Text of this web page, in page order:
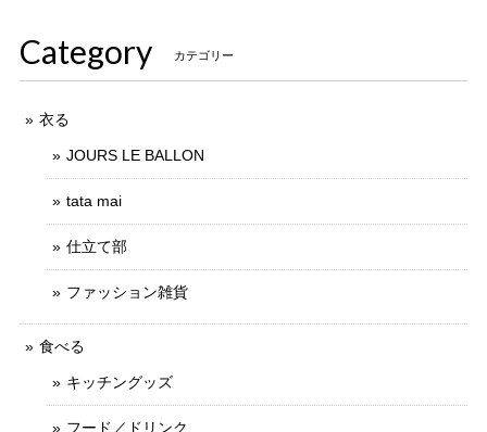
Category カテゴリー
衣る
JOURS LE BALLON
tata mai
仕立て部
ファッション雑貨
食べる
キッチングッズ
フード／ドリンク